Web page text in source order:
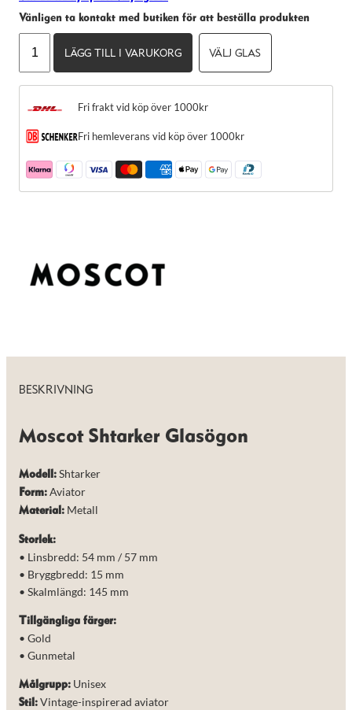
Vänligen ta kontakt med butiken för att beställa produkten
Shtarker
mängd
LÄGG TILL I VARUKORG VÄLJ GLAS
Fri frakt vid köp över 1000kr
Fri hemleverans vid köp över 1000kr
BESKRIVNING
Moscot Shtarker Glasögon
Modell: Shtarker
Form: Aviator
Material: Metall
Storlek:
• Linsbredd: 54 mm / 57 mm
• Bryggbredd: 15 mm
• Skalmlängd: 145 mm
Tillgängliga färger:
• Gold
• Gunmetal
Målgrupp: Unisex
Stil: Vintage-inspirerad aviator
Upplevelse
prestera så
bra som
möjligt under
Om du nekar
kakorna
funktionalitet
att försvinna
från
Genom att dela
med dig av dina